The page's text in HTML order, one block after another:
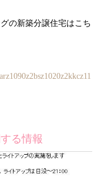
の新築分譲住宅はこち
る情報